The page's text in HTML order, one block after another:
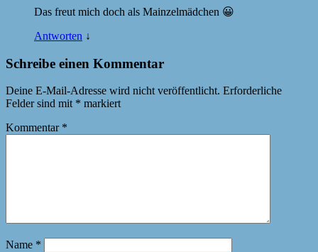
Das freut mich doch als Mainzelmädchen 😀
Antworten ↓
Schreibe einen Kommentar
Deine E-Mail-Adresse wird nicht veröffentlicht. Erforderliche
Felder sind mit * markiert
Kommentar *
Name *